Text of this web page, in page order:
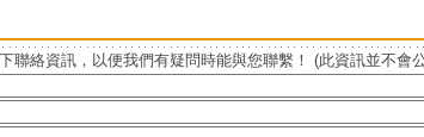
聯絡資訊，以便我們有疑問時能與您聯繫！ (此資訊並不會